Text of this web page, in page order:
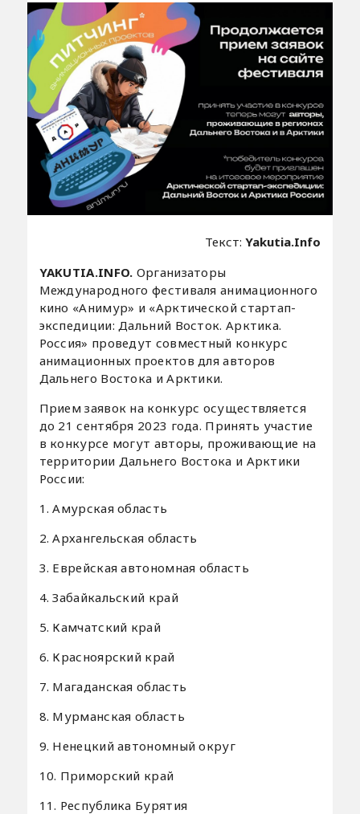
Текст:Yakutia.Info
YAKUTIA.INFO. Организаторы
Международного фестиваля анимационного
кино «Анимур» и «Арктической стартап-
экспедиции: Дальний Восток. Арктика.
Россия» проведут совместный конкурс
анимационных проектов для авторов
Дальнего Востока и Арктики.
Прием заявок на конкурс осуществляется
до 21 сентября 2023 года. Принять участие
в конкурсе могут авторы, проживающие на
территории Дальнего Востока и Арктики
России:
1. Амурская область
2. Архангельская область
3. Еврейская автономная область
4. Забайкальский край
5. Камчатский край
6. Красноярский край
7. Магаданская область
8. Мурманская область
9. Ненецкий автономный округ
10. Приморский край
11. Республика Бурятия